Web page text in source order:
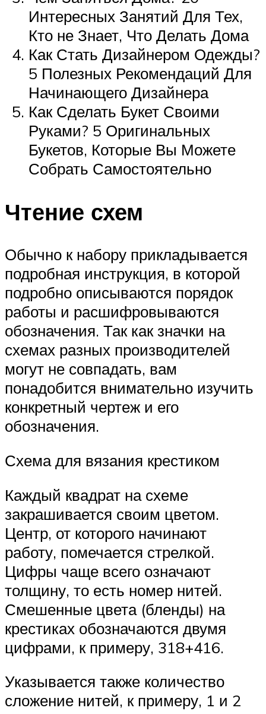
Интересных Занятий Для Тех,
Кто не Знает, Что Делать Дома
Как Стать Дизайнером Одежды?
5 Полезных Рекомендаций Для
Начинающего Дизайнера
Как Сделать Букет Своими
Руками? 5 Оригинальных
Букетов, Которые Вы Можете
Собрать Самостоятельно
Чтение схем
Обычно к набору прикладывается
подробная инструкция, в которой
подробно описываются порядок
работы и расшифровываются
обозначения. Так как значки на
схемах разных производителей
могут не совпадать, вам
понадобится внимательно изучить
конкретный чертеж и его
обозначения.
Схема для вязания крестиком
Каждый квадрат на схеме
закрашивается своим цветом.
Центр, от которого начинают
работу, помечается стрелкой.
Цифры чаще всего означают
толщину, то есть номер нитей.
Смешенные цвета (бленды) на
крестиках обозначаются двумя
цифрами, к примеру, 318+416.
Указывается также количество
сложение нитей, к примеру, 1 и 2